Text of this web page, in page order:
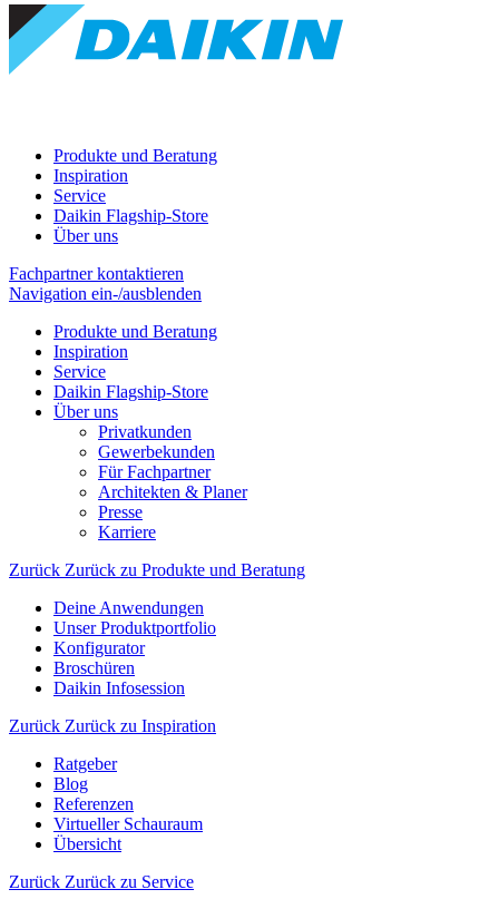
Produkte und Beratung
Inspiration
Service
Daikin Flagship-Store
Über uns
Fachpartner kontaktieren
Navigation ein-/ausblenden
Produkte und Beratung
Inspiration
Service
Daikin Flagship-Store
Über uns
Privatkunden
Gewerbekunden
Für Fachpartner
Architekten & Planer
Presse
Karriere
Zurück Zurück zu Produkte und Beratung
Deine Anwendungen
Unser Produktportfolio
Konfigurator
Broschüren
Daikin Infosession
Zurück Zurück zu Inspiration
Ratgeber
Blog
Referenzen
Virtueller Schauraum
Übersicht
Zurück Zurück zu Service